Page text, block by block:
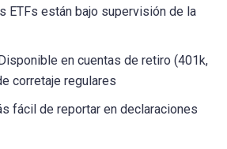
ETFs están bajo supervisión de la
en cuentas de retiro (401k,
corretaje regulares
fácil de reportar en declaraciones